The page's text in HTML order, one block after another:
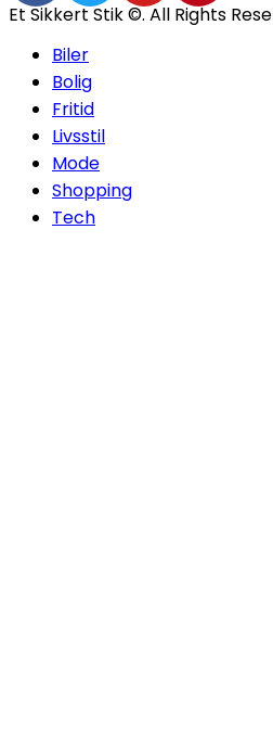
Et Sikkert Stik ©. All Rights
Biler
Bolig
Fritid
Livsstil
Mode
Shopping
Tech